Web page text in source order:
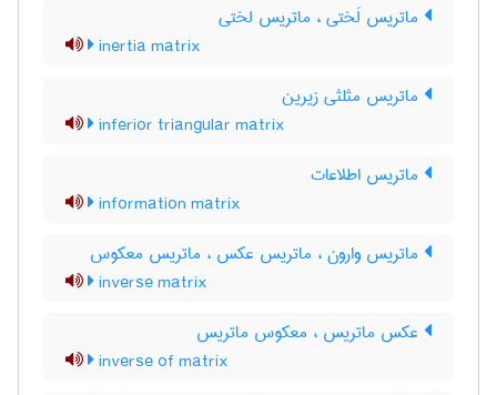
ماتریس لَختی ، ماتریس لختی
inertia matrix
ماتریس مثلثی زیرین
inferior triangular matrix
ماتریس اطلاعات
information matrix
ماتریس وارون ، ماتریس عکس ، ماتریس معکوس
inverse matrix
عکس ماتریس ، معکوس ماتریس
inverse of matrix